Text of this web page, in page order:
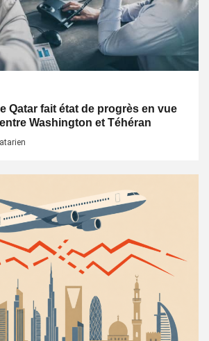
Qatar fait état de progrès en vue
Washington et Téhéran